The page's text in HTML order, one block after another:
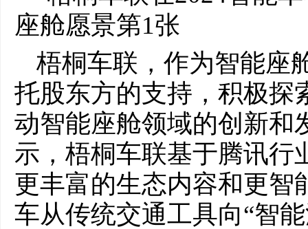
梧桐车联，作为智能座
托股东方的支持，积极探
动智能座舱领域的创新和
示，梧桐车联基于腾讯行
更丰富的生态内容和更智
车从传统交通工具向“智